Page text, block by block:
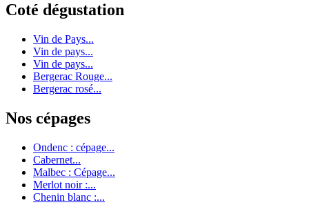
Coté dégustation
Vin de Pays...
Vin de pays...
Vin de pays...
Bergerac Rouge...
Bergerac rosé...
Nos cépages
Ondenc : cépage...
Cabernet...
Malbec : Cépage...
Merlot noir :...
Chenin blanc :...